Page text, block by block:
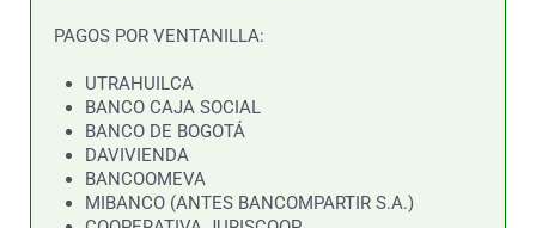
PAGOS POR VENTANILLA:
UTRAHUILCA
BANCO CAJA SOCIAL
BANCO DE BOGOTÁ
DAVIVIENDA
BANCOOMEVA
MIBANCO (ANTES BANCOMPARTIR S.A.)